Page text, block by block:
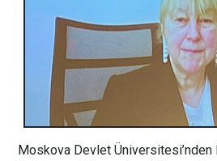
Moskova Devlet Üniversitesi’nden